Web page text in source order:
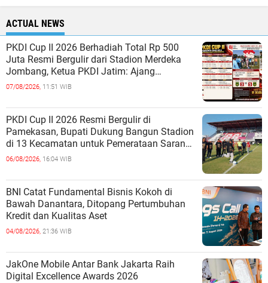
ACTUAL NEWS
PKDI Cup II 2026 Berhadiah Total Rp 500
Juta Resmi Bergulir dari Stadion Merdeka
Jombang, Ketua PKDI Jatim: Ajang
Silaturrahmi dan Media Komunikasi Ka
07/08/2026, 11:51 WIB
PKDI Cup II 2026 Resmi Bergulir di
Pamekasan, Bupati Dukung Bangun Stadion
di 13 Kecamatan untuk Pemerataan Sarana
Olahraga
06/08/2026, 16:04 WIB
BNI Catat Fundamental Bisnis Kokoh di
Bawah Danantara, Ditopang Pertumbuhan
Kredit dan Kualitas Aset
04/08/2026, 21:36 WIB
JakOne Mobile Antar Bank Jakarta Raih
Digital Excellence Awards 2026